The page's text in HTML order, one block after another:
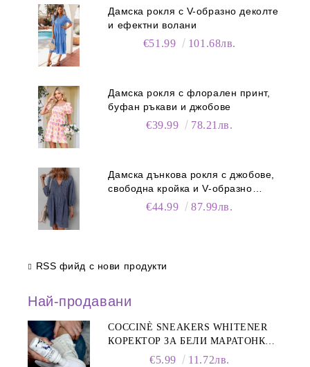
Дамска рокля с V-образно деколте
и ефектни волани
€51.99 101.68лв.
Дамска рокля с флорален принт,
буфан ръкави и джобове
€39.99 78.21лв.
Дамска дънкова рокля с джобове,
свободна кройка и V-образно
деколте€44.99 87.99лв.
RSS фийд с нови продукти
Най-продавани
COCCINÈ SNEAKERS WHITENER
КОРЕКТОР ЗА БЕЛИ МАРАТОНКИ,
€5.99 11.72лв.